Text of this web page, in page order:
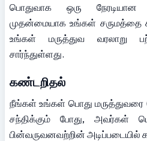
பொதுவாக ஒரு நேரடியான
முதன்மையாக உங்கள் சருமத்தை
உங்கள் மருத்துவ வரலாறு
சார்ந்துள்ளது.
கண்டறிதல்
நீங்கள் உங்கள் பொது மருத்துவரை
சந்திக்கும் போது, அவர்கள்
பின்வருவனவற்றின் அடிப்படையில்